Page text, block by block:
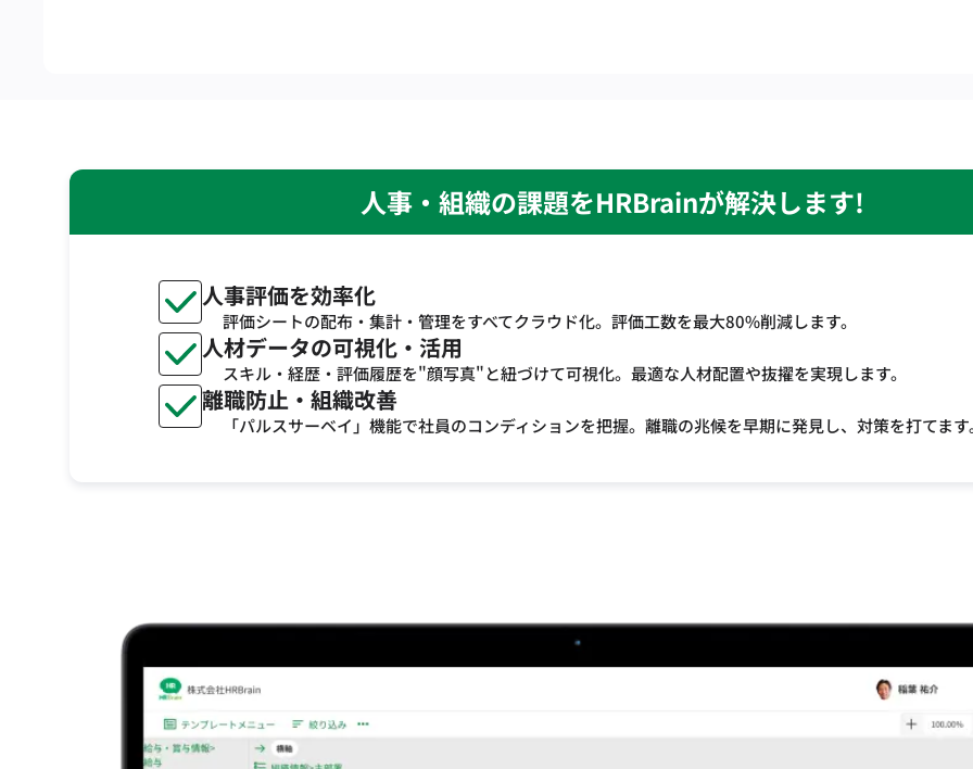
人事・組織の課題をHRBrainが解決します!
人事評価を効率化
評価シートの配布・集計・管理をすべてクラウド化。評価工数を最大80%削減します。
人材データの可視化・活用
スキル・経歴・評価履歴を"顔写真"と紐づけて可視化。最適な人材配置や抜擢を実現します。
離職防止・組織改善
「パルスサーベイ」機能で社員のコンディションを把握。離職の兆候を早期に発見し、対策を打てます